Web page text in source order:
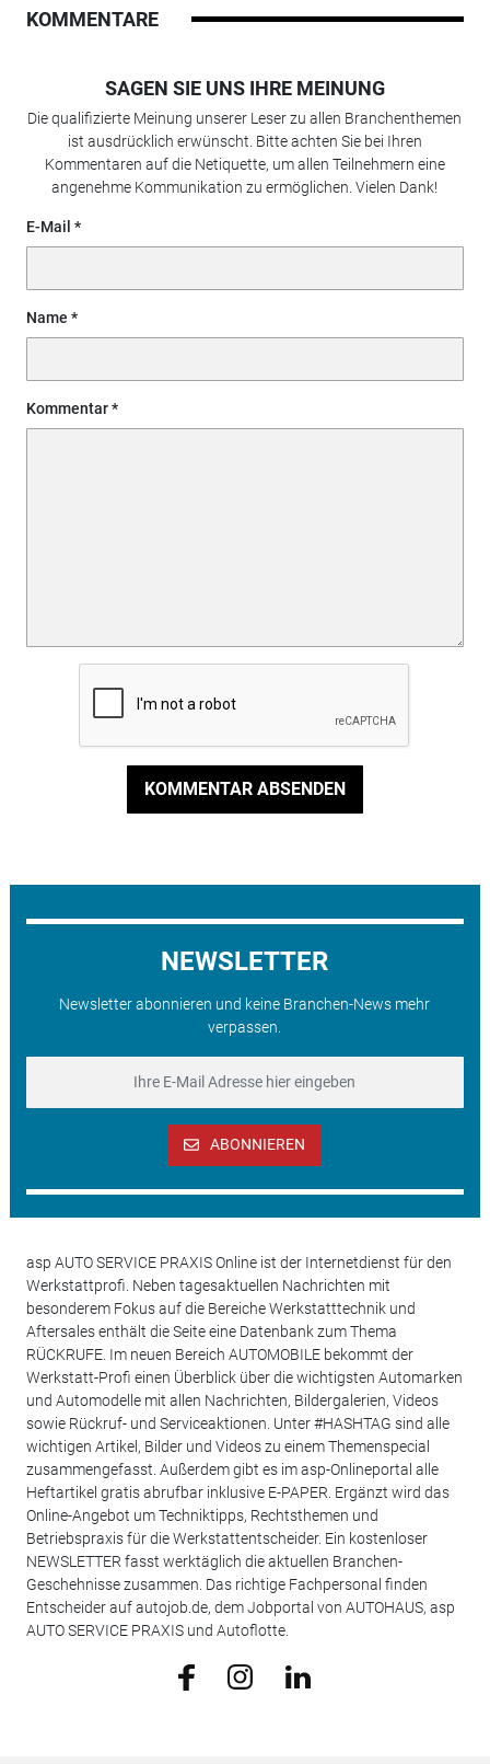
KOMMENTARE
SAGEN SIE UNS IHRE MEINUNG
Die qualifizierte Meinung unserer Leser zu allen Branchenthemen
ist ausdrücklich erwünscht. Bitte achten Sie bei Ihren
Kommentaren auf die Netiquette, um allen Teilnehmern eine
angenehme Kommunikation zu ermöglichen. Vielen Dank!
E-Mail
Name
Kommentar
KOMMENTAR ABSENDEN
NEWSLETTER
Newsletter abonnieren und keine Branchen-News mehr
verpassen.
ABONNIEREN
asp AUTO SERVICE PRAXIS Online ist der Internetdienst für den
Werkstattprofi. Neben tagesaktuellen Nachrichten mit
besonderem Fokus auf die Bereiche Werkstatttechnik und
Aftersales enthält die Seite eine Datenbank zum Thema
RÜCKRUFE. Im neuen Bereich AUTOMOBILE bekommt der
Werkstatt-Profi einen Überblick über die wichtigsten Automarken
und Automodelle mit allen Nachrichten, Bildergalerien, Videos
sowie Rückruf- und Serviceaktionen. Unter #HASHTAG sind alle
wichtigen Artikel, Bilder und Videos zu einem Themenspecial
zusammengefasst. Außerdem gibt es im asp-Onlineportal alle
Heftartikel gratis abrufbar inklusive E-PAPER. Ergänzt wird das
Online-Angebot um Techniktipps, Rechtsthemen und
Betriebspraxis für die Werkstattentscheider. Ein kostenloser
NEWSLETTER fasst werktäglich die aktuellen Branchen-
Geschehnisse zusammen. Das richtige Fachpersonal finden
Entscheider auf autojob.de, dem Jobportal von AUTOHAUS, asp
AUTO SERVICE PRAXIS und Autoflotte.